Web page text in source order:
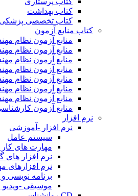
کتاب بهداشت
کتاب تخصصی پزشکی
کتاب منابع آزمون
منابع آزمون نظام
منابع آزمون نظام
منابع آزمون نظام
منابع آزمون نظام
منابع آزمون نظام
منابع آزمون نظام
منابع آزمون نظام
منابع آزمون
نرم افزار
نرم افزار -آموزشی
سیستم عامل
مهارت های کار
نرم افزار های
نرم افزارهای
برنامه نویسی
موسیقی -ویدیو